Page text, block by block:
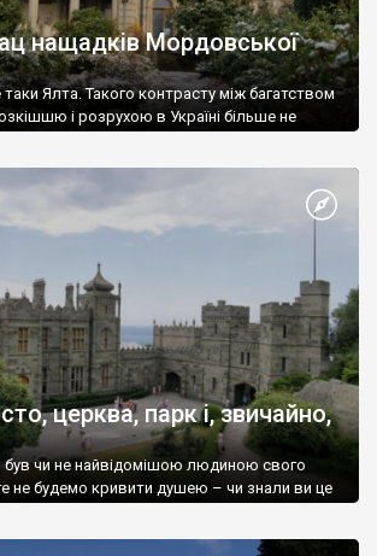
нащадків Мордовської
Ялта. Такого контрасту між багатством
і розрухою в Україні більше не
церква, парк і, звичайно,
чи не найвідомішою людиною свого
не будемо кривити душею – чи знали ви це